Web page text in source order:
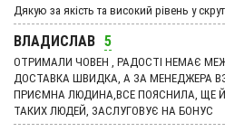
Дякую за якість та високий рівень у
ВЛАДИСЛАВ 5
ОТРИМАЛИ ЧОВЕН , РАДОСТІ НЕМАЄ
ДОСТАВКА ШВИДКА, А ЗА МЕНЕДЖЕРА
ПРИЄМНА ЛЮДИНА,ВСЕ ПОЯСНИЛА, ЩЕ Й
ТАКИХ ЛЮДЕЙ, ЗАСЛУГОВУЄ НА БОНУС